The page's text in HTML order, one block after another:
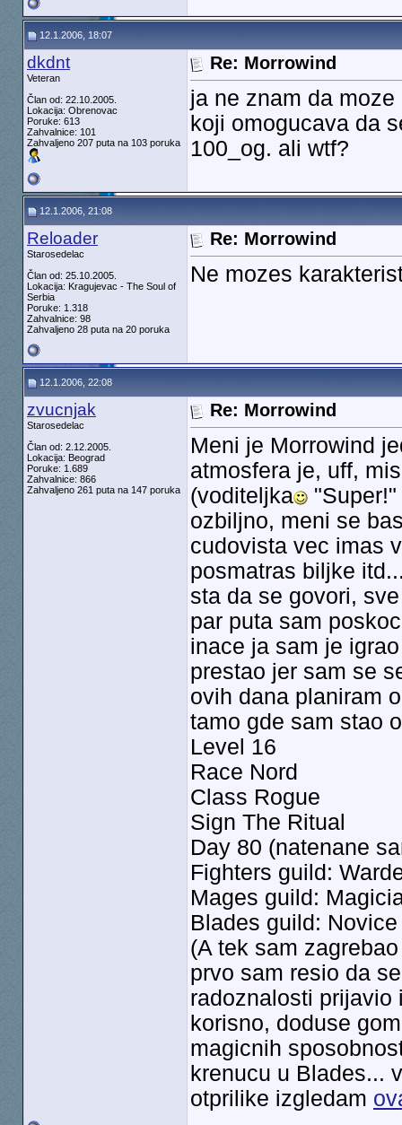
12.1.2006, 18:07
dkdnt
Veteran
Član od: 22.10.2005.
Lokacija: Obrenovac
Poruke: 613
Zahvalnice: 101
Zahvaljeno 207 puta na 103 poruka
Re: Morrowind
ja ne znam da
koji omogucava da
100_og. ali wtf?
12.1.2006, 21:08
Reloader
Starosedelac
Član od: 25.10.2005.
Lokacija: Kragujevac - The Soul of
Serbia
Poruke: 1.318
Zahvalnice: 98
Zahvaljeno 28 puta na 20 poruka
Re: Morrowind
Ne mozes
12.1.2006, 22:08
zvucnjak
Starosedelac
Član od: 2.12.2005.
Lokacija: Beograd
Poruke: 1.689
Zahvalnice: 866
Zahvaljeno 261 puta na 147 poruka
Re: Morrowind
Meni je Morrowind
atmosfera je, uff,
(voditeljka "Super!"
ozbiljno, meni se
cudovista vec imas
posmatras biljke
sta da se govori,
par puta sam
inace ja sam je
prestao jer sam se
ovih dana planiram
tamo gde sam stao
Level 16
Race Nord
Class Rogue
Sign The Ritual
Day 80 (natenane
Fighters guild:
Mages guild:
Blades guild: Novice
(A tek sam
prvo sam resio da
radoznalosti prijavio
korisno, doduse
magicnih
krenucu u Blades...
otprilike izgledam